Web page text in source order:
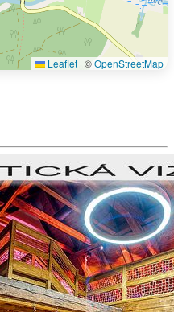
Leaflet | ©OpenStreetMap